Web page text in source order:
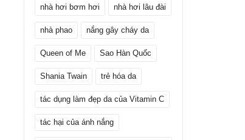
nhà hơi bơm hơi nhà hơi lâu đài
nhà phao nắng gây cháy da
Queen of Me Sao Hàn Quốc
Shania Twain trẻ hóa da
tác dụng làm đẹp da của Vitamin C
tác hại của ánh nắng